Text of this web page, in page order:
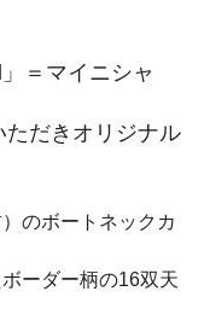
＝マイニシャ
だきオリジナル
のボートネックカ
ーダー柄の16双天